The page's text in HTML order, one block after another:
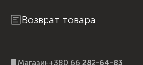
Возврат товара
Магазин+380 66 282-64-83